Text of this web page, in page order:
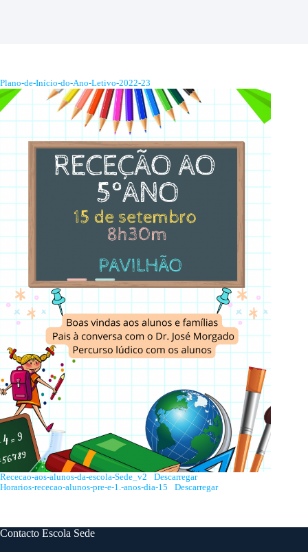
Plano-de-Início-do-Ano-Letivo-2022-23
Rececao-aos-alunos-da-escola-Sede_v2
Descarregar
Horarios-rececao-alunos-pre-e-1.-anos-dia-15
Descarregar
Contacto Escola Sede